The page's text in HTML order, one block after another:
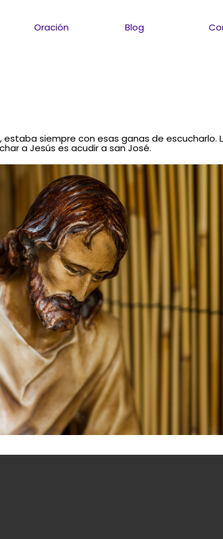
Oración Blog
siempre con esas ganas de escucharlo.
a Jesús es acudir a san José.